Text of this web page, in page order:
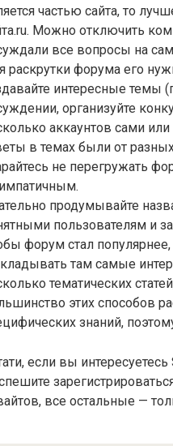
частью сайта, то
Можно отключить
все вопросы на
раскрутки форума его
интересные темы
организуйте
аккаунтов сами
в темах были от
не перегружать
продумывайте
пользователям и
форум стал популярнее,
там самые
тематических
этих способов
знаний,
если вы
все остальные —